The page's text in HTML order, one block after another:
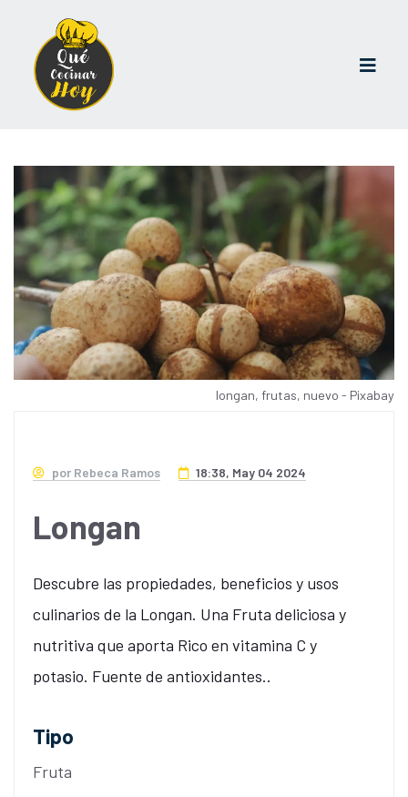
longan, frutas, nuevo - Pixabay
por Rebeca Ramos 18:38, May 04 2024
Longan
Descubre las propiedades, beneficios y usos
culinarios de la Longan. Una Fruta deliciosa y
nutritiva que aporta Rico en vitamina C y
potasio. Fuente de antioxidantes..
Tipo
Fruta